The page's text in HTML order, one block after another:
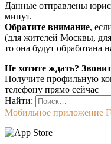
Данные отправлены
минут.
Обратите внимание,
(для жителей Москвы,
то она будут обработана
Не хотите ждать?
Получите профильную
телефону прямо сейчас
Найти:
Мобильное приложение